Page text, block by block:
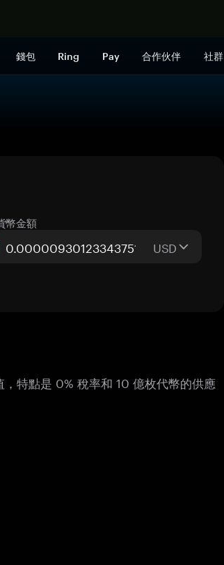
錢包 Ring Pay 合作伙伴 社群
幣金額
USD
特點是 0% 稅率和 10 億枚代幣的供應